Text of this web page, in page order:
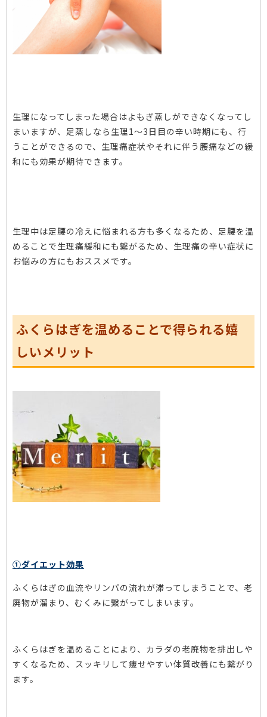
生理になってしまった場合はよもぎ蒸しができなくなってし
まいますが、足蒸しなら生理1〜3日目の辛い時期にも、行
うことができるので、生理痛症状やそれに伴う腰痛などの緩
和にも効果が期待できます。
生理中は足腰の冷えに悩まれる方も多くなるため、足腰を温
めることで生理痛緩和にも繋がるため、生理痛の辛い症状に
お悩みの方にもおススメです。
ふくらはぎを温めることで得られる嬉
しいメリット
①ダイエット効果
ふくらはぎの血流やリンパの流れが滞ってしまうことで、老
廃物が溜まり、むくみに繋がってしまいます。
ふくらはぎを温めることにより、カラダの老廃物を排出しや
すくなるため、スッキリして痩せやすい体質改善にも繋がり
ます。